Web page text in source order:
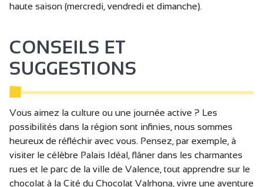
haute saison (mercredi, vendredi et dimanche).
CONSEILS ET
SUGGESTIONS
Vous aimez la culture ou une journée active ? Les
possibilités dans la région sont infinies, nous sommes
heureux de réfléchir avec vous. Pensez, par exemple, à
visiter le célèbre Palais Idéal, flâner dans les charmantes
rues et le parc de la ville de Valence, tout apprendre sur le
chocolat à la Cité du Chocolat Valrhona, vivre une aventure